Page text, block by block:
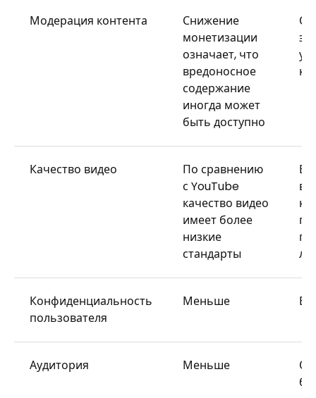
Модерация контента
Снижение
монетизации
означает, что
вредоносное
содержание
иногда может
быть доступно
Качество видео
По сравнению
с YouTube
качество видео
имеет более
низкие
стандарты
Конфиденциальность
пользователя
Меньше
Аудитория Меньше